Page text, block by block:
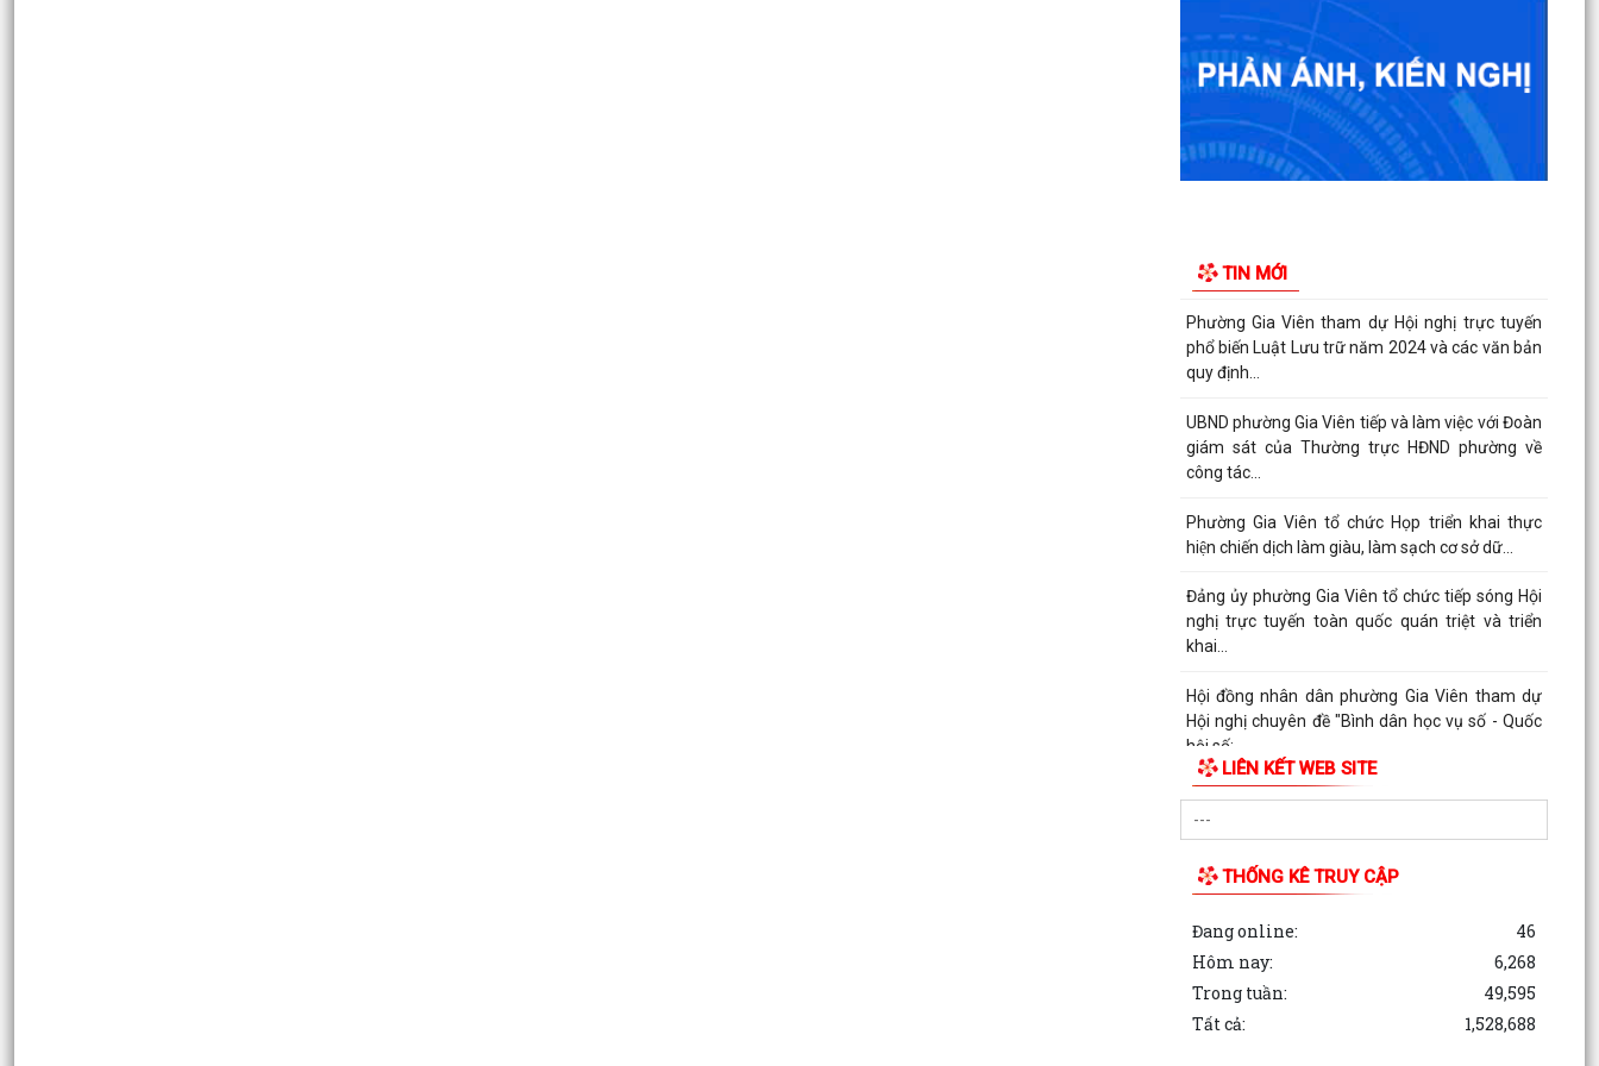
TIN MỚI
Phường Gia Viên dự Hội nghị trực tuyến triển
khai thực hiện công tác tuyển chọn và gọi công
Phường Gia Viên tổ chức đồng loạt ra quân tổng
dọn vệ sinh môi trường tại 73/73 tổ dân phố
niên tự nguyện viết đơn xin nhập ngũ.
Phường Gia Viên tham dự Hội nghị trực tuyến
phổ biến Luật Lưu trữ năm 2024 và các văn bản
quy định...
UBND phường Gia Viên tiếp và làm việc với Đoàn
giám sát của Thường trực HĐND phường về
công tác...
Phường Gia Viên tổ chức Họp triển khai thực
hiện chiến dịch làm giàu, làm sạch cơ sở dữ...
Đảng ủy phường Gia Viên tổ chức tiếp sóng Hội
nghị trực tuyến toàn quốc quán triệt và triển
khai...
Hội đồng nhân dân phường Gia Viên tham dự
Hội nghị chuyên đề "Bình dân học vụ số - Quốc
hội số:...
Hoạt động phối hợp của các tổ chức chính trị -
xã hội phường
Sáng ngày 11/9/2025, phường Gia viên tham
dự Hội nghị triển khai và tập huấn vận hành, sử
Ủy ban nhân dân phường Gia Viên tiếp tục phối
hợp với Công ty TNHH Môi trường và Đô thị Hải
Phòng...
LIÊN KẾT WEB SITE
THỐNG KÊ TRUY CẬP
Đang online:
46
Hôm nay:
6,268
Trong tuần:
49,595
Tất cả:
1,528,688